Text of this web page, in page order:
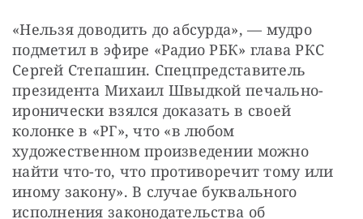
«Нельзя доводить до абсурда», — мудро
подметил в эфире «Радио РБК» глава РКС
Сергей Степашин. Спецпредставитель
президента Михаил Швыдкой печально-
иронически взялся доказать в своей
колонке в «РГ», что «в любом
художественном произведении можно
найти что-то, что противоречит тому или
иному закону». В случае буквального
исполнения законодательства об